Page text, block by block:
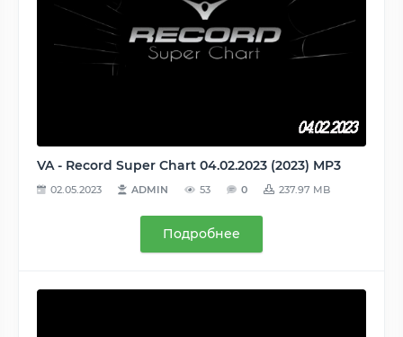
VA - Record Super Chart 04.02.2023 (2023) MP3
02.05.2023 ADMIN 53 0 237.97 MB
Подробнее